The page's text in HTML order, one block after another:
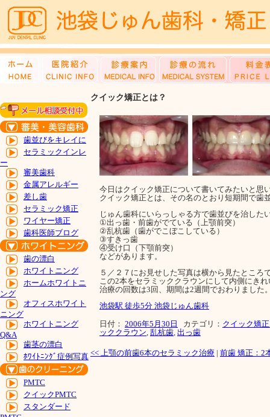
歯並びをキレイに
セラミックインレ
ー
審美歯科
金属アレルギー
差し歯
セラミック矯正
ワイヤー矯正
歯科医師ブログ
歯の漂白
ホワイトニング
ホームホワイトニ
ング
オフィスホワイト
ニング
ホワイトニング
Q&A
歯茎の漂白
ﾎﾜｲﾄﾆﾝｸﾞ症例写真
PMTC
クイックPMTC
スタンダード
クイック矯正とは？
今日はクイック矯正について書いてみたいと思
クイック矯正とは、その名のとおり短期間で歯
じゅん歯科にいらっしゃる方で歯並びを治した
①出っ歯・前歯がでている（上顎前突）
②乱杭歯（歯がでこぼこしている）
③すきっ歯
④受け口（下顎前突）
などがあります。
５／２７にお見せした写真は横から見たところ
この2本をセラミッククラウンにして内側にき
治療の回数は3回、期間は2週間でおわりました
池袋駅 徒歩5分 池袋じゅん歯科
日付： 2006年5月30日 カテゴリ： クイック矯
ッククラウン 乱杭歯 出っ歯
<< 上顎の前歯6本のセラミック治療 | 前歯 矯正：2